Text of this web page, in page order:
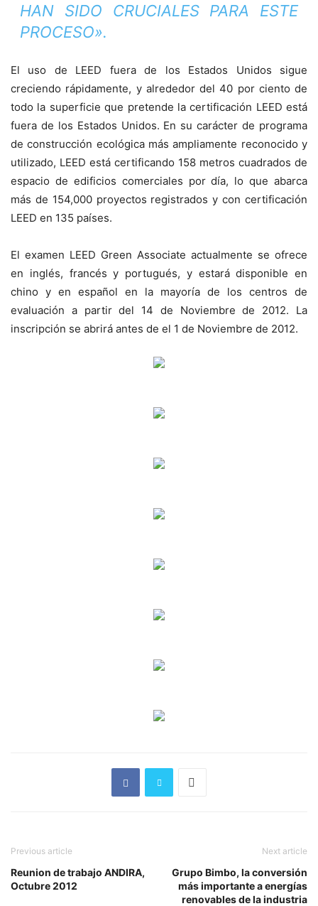
HAN SIDO CRUCIALES PARA ESTE
PROCESO».
El uso de LEED fuera de los Estados Unidos sigue
creciendo rápidamente, y alrededor del 40 por ciento de
todo la superficie que pretende la certificación LEED está
fuera de los Estados Unidos. En su carácter de programa
de construcción ecológica más ampliamente reconocido y
utilizado, LEED está certificando 158 metros cuadrados de
espacio de edificios comerciales por día, lo que abarca
más de 154,000 proyectos registrados y con certificación
LEED en 135 países.
El examen LEED Green Associate actualmente se ofrece
en inglés, francés y portugués, y estará disponible en
chino y en español en la mayoría de los centros de
evaluación a partir del 14 de Noviembre de 2012. La
inscripción se abrirá antes de el 1 de Noviembre de 2012.
Previous article
Reunion de trabajo ANDIRA,
Octubre 2012
Next article
Grupo Bimbo, la conversión
más importante a energías
renovables de la industria